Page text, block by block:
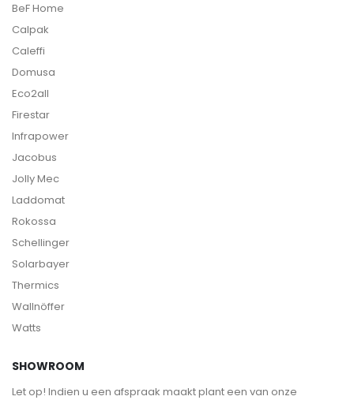
BeF Home
Calpak
Caleffi
Domusa
Eco2all
Firestar
Infrapower
Jacobus
Jolly Mec
Laddomat
Rokossa
Schellinger
Solarbayer
Thermics
Wallnöffer
Watts
SHOWROOM
Let op! Indien u een afspraak maakt plant een van onze